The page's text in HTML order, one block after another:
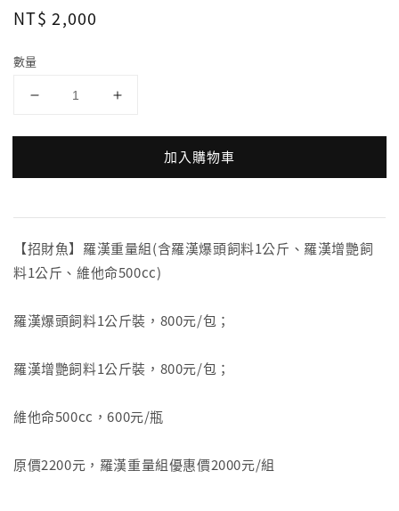
Regular
NT$ 2,000
數量
加入購物車
【招財魚】羅漢重量組(含羅漢爆頭飼料1公斤、羅漢增艷飼
料1公斤、維他命500cc)
羅漢爆頭飼料1公斤裝，800元/包；
羅漢增艷飼料1公斤裝，800元/包；
維他命500cc，600元/瓶
原價2200元，羅漢重量組優惠價2000元/組